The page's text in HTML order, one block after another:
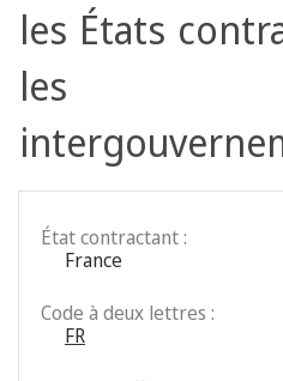
les États
les
État contractant :
France
Code à deux lettres :
FR